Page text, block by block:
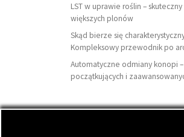
LST w uprawie roślin –
większych plonów
Skąd bierze się
Kompleksowy przewodnik po
Automatyczne odmiany konopi
początkujących i